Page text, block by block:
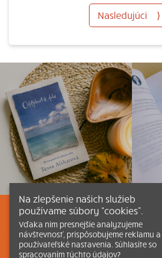
Nasledujúci ⟩
Listovať Obsah
Kontakt Tlačená
Na zlepšenie našich služieb
používame súbory “cookies”.
Vďaka nim presnejšie analyzujeme
návštevnosť, prispôsobujeme reklamu a
používateľské nastavenia. Súhlasíte so
spracovaním týchto údajov?